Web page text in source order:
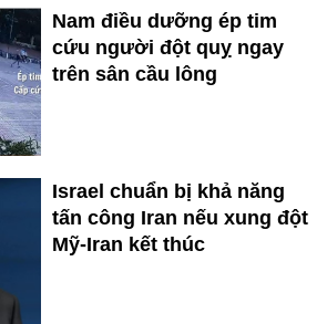
Nam điều dưỡng ép tim
cứu người đột quỵ ngay
trên sân cầu lông
Israel chuẩn bị khả năng
tấn công Iran nếu xung đột
Mỹ-Iran kết thúc